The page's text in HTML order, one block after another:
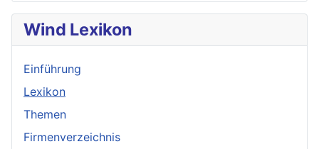
Wind Lexikon
Einführung
Lexikon
Themen
Firmenverzeichnis